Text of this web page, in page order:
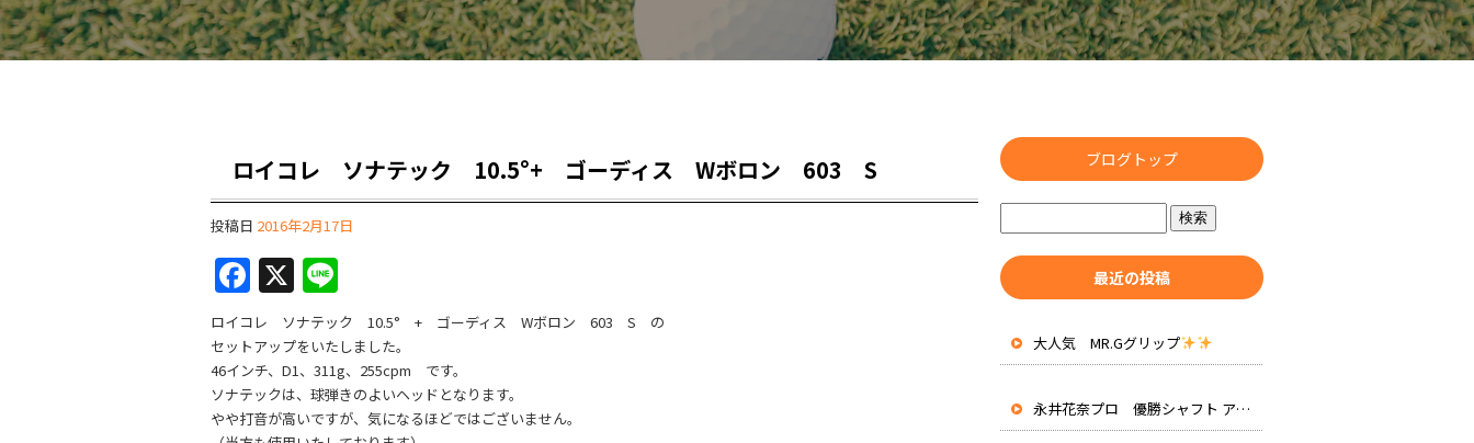
ロイコレ ソナテック 10.5°+ ゴーディス Wボロン 603 S
投稿日 2016年2月17日
F
a
c
e
b
X
n
e
ロイコレ ソナテック 10.5° + ゴーディス Wボロン 603 S の
セットアップをいたしました。
46インチ、D1、311g、255cpm です。
ソナテックは、球弾きのよいヘッドとなります。
やや打音が高いですが、気になるほどではございません。
ブログトップ
最近の投稿
大人気 MR.Gグリップ
永井花奈プロ 優勝シャフト アッタスRXピュアブルー 先行入荷